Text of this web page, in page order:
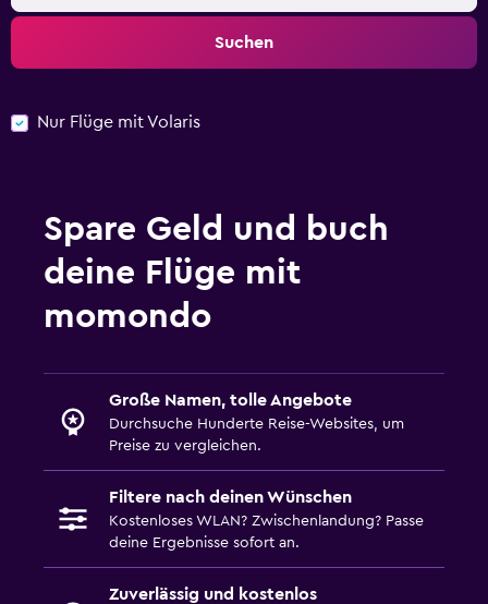
Suchen
Nur Flüge mit Volaris
Spare Geld und buch
deine Flüge mit
momondo
Große Namen, tolle Angebote
Durchsuche Hunderte Reise-Websites, um
Preise zu vergleichen.
Filtere nach deinen Wünschen
Kostenloses WLAN? Zwischenlandung? Passe
deine Ergebnisse sofort an.
Zuverlässig und kostenlos